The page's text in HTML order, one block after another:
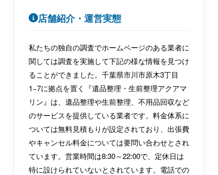
店舗紹介・運営実態
私たちの独自の調査でホームページのある業者に
関しては調査を実施して下記の様な情報を見つけ
ることができました。千葉県市川市原木3丁目
1−7に拠点を置く『遺品整理・生前整理アクアマ
リン』は、遺品整理や生前整理、不用品回収など
のサービスを提供している業者です。料金体系に
ついては無料見積もりが設定されており、出張費
やキャンセル料金については要問い合わせとされ
ています。営業時間は8:30～22:00で、定休日は
特に設けられていないとされています。電話での